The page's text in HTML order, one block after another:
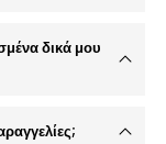
δικά μου